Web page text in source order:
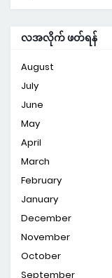
လအလိုက် ဖတ်ရန်
August
July
June
May
April
March
February
January
December
November
October
September